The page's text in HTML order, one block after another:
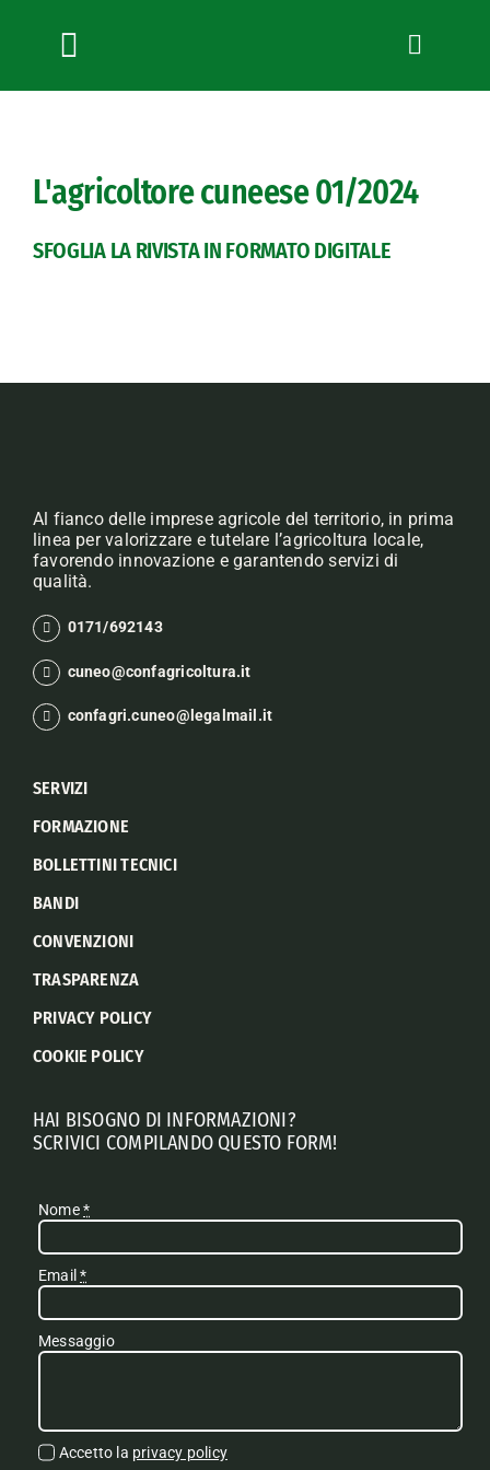
Toggle
Navigation
News
Formazione
Fotogallery
L'agricoltore cuneese01/2024
SFOGLIA LA RIVISTA IN FORMATO DIGITALE
Al fianco delle imprese agricole del territorio, in prima
linea per valorizzare e tutelare l’agricoltura locale,
favorendo innovazione e garantendo servizi di
qualità.
0171/692143
cuneo@confagricoltura.it
confagri.cuneo@legalmail.it
SERVIZI
FORMAZIONE
BOLLETTINI TECNICI
BANDI
CONVENZIONI
TRASPARENZA
PRIVACY POLICY
COOKIE POLICY
HAI BISOGNO DI INFORMAZIONI?
SCRIVICI COMPILANDO QUESTO FORM!
Nome*
Email*
Messaggio
Accetto la privacy policy